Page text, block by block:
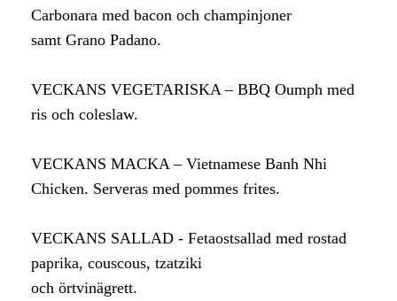
Carbonara med bacon och champinjoner
samt Grano Padano.
VECKANS VEGETARISKA – BBQ Oumph med
ris och coleslaw.
VECKANS MACKA – Vietnamese Banh Nhi
Chicken. Serveras med pommes frites.
VECKANS SALLAD - Fetaostsallad med rostad
paprika, couscous, tzatziki
och örtvinägrett.